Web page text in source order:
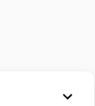
Black